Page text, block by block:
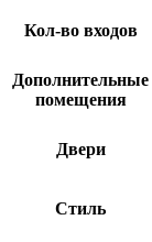
Кол-во входов
Дополнительные
помещения
Двери
Стиль